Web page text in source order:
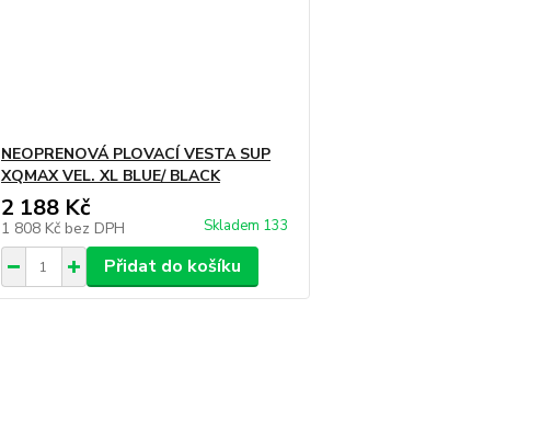
NEOPRENOVÁ PLOVACÍ VESTA SUP
XQMAX VEL. XL BLUE/ BLACK
2 188 Kč
1 808 Kč bez DPH Skladem 133
Přidat do košíku